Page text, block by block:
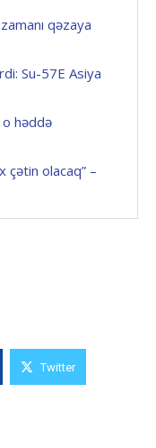
qəzaya
Su-57E Asiya
həddə
çətin olacaq” –
Twitter